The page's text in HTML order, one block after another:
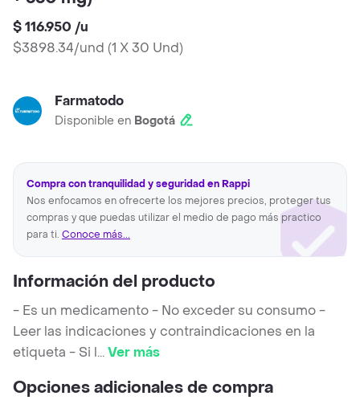
$ 116.950 /u
$3898.34/und (1 X 30 Und)
Farmatodo
Disponible en Bogotá
Compra con tranquilidad y seguridad en Rappi
Nos enfocamos en ofrecerte los mejores precios, proteger tus
compras y que puedas utilizar el medio de pago más practico
para ti. Conoce más...
Información del producto
- Es un medicamento - No exceder su consumo -
Leer las indicaciones y contraindicaciones en la
etiqueta - Si l...Ver más
Opciones adicionales de compra